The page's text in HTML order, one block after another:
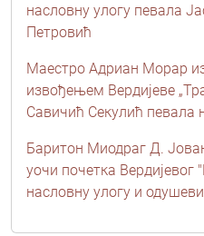
насловну улогу певала
Петровић
Маестро Адриан Морар
извођењем Вердијеве
Савичић Секулић певала
Баритон Миодраг Д.
уочи почетка Вердијевог
насловну улогу и